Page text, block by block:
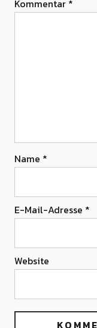
Kommentar *
Name *
E-Mail-Adresse *
Website